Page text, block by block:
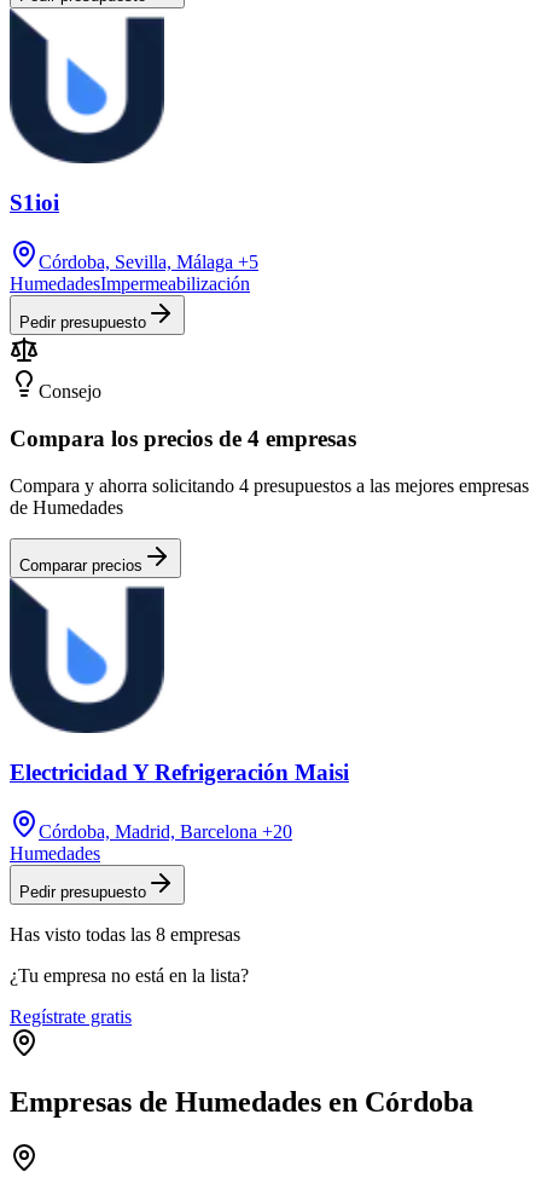
S1ioi
Córdoba, Sevilla, Málaga +5
HumedadesImpermeabilización
Pedir presupuesto
Consejo
Compara los precios de 4 empresas
Compara y ahorra solicitando 4 presupuestos a las mejores empresas
de Humedades
Comparar precios
Electricidad Y Refrigeración Maisi
Córdoba, Madrid, Barcelona +20
Humedades
Pedir presupuesto
Has visto todas las 8 empresas
¿Tu empresa no está en la lista?
Regístrate gratis
Empresas de Humedades en Córdoba